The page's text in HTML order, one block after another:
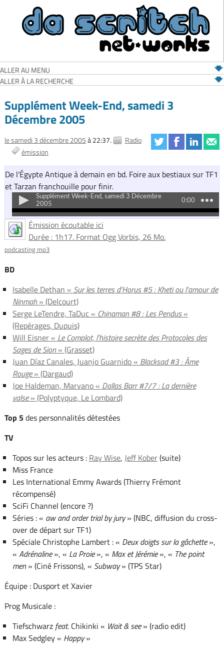
ALLER AU MENU
ALLER À LA RECHERCHE
Supplément Week-End, samedi 3
Décembre 2005
le samedi 3 décembre 2005à 22:37.
Radio
émission
De l'Égypte Antique à demain en bd. Foire aux bestiaux sur TF1
et Tarzan franchouille pour finir.
Émission écoutable ici
Durée : 1h17. Format Ogg Vorbis, 26 Mo.
podcasting mp3
BD
Isabelle Dethan « Sur les terres d'Horus #5 : Kheti ou l'amour de
Ninmah» (Delcourt)
Serge LeTendre, TaDuc « Chinaman #8 : Les Pendus»
(Repérages, Dupuis)
Will Eisner « Le Complot, l'histoire secrète des Protocoles des
Sages de Sion» (Grasset)
Juan Díaz Canales, Juanjo Guarnido « Blacksad #3 : Âme
Rouge» (Dargaud)
Joe Haldeman, Marvano « Dallas Barr #7/7 : La dernière
valse» (Polyptyque, Le Lombard)
Top 5des personnalités détestées
TV
Topos sur les acteurs : Ray Wise, Jeff Kober(suite)
Miss France
Les International Emmy Awards (Thierry Frémont
récompensé)
SciFi Channel (encore ?)
Séries : « aw and order trial by jury» (NBC, diffusion du cross-
over de départ sur TF1)
Spéciale Christophe Lambert : « Deux doigts sur la gâchette»,
« Adrénaline», « La Proie», « Max et Jérémie», « The point
men» (Ciné Frissons), « Subway» (TPS Star)
Équipe : Dusport et Xavier
Prog Musicale :
Tiefschwarz feat.Chikinki « Wait & see» (radio edit)
Max Sedgley « Happy»